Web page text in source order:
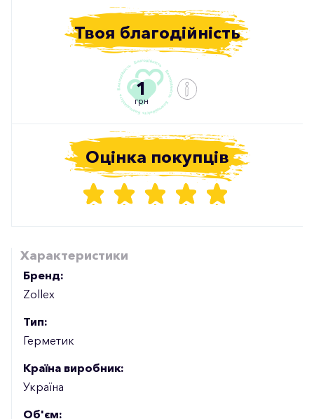
Твоя благодійність
1
грн
Оцінка покупців
Характеристики
Бренд:
Zollex
Тип:
Герметик
Країна виробник:
Україна
Об'єм: